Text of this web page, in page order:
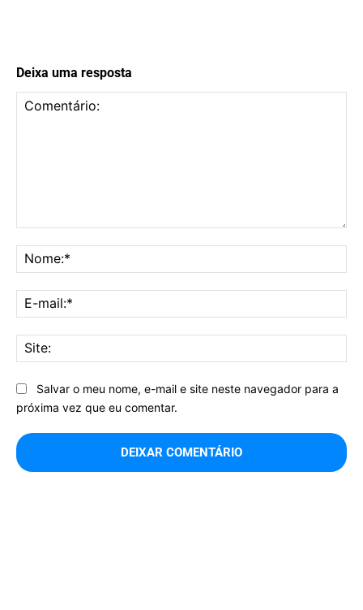
Deixa uma resposta
Salvar o meu nome, e-mail e site neste navegador para a
próxima vez que eu comentar.